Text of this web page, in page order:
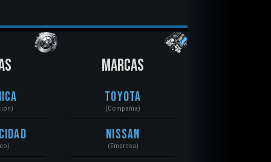
MARCAS
Toyota
(Compañía)
Nissan
(Empresa)